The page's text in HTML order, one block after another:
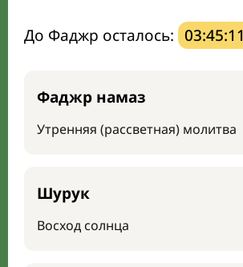
До Фаджр осталось: 03:45:10
Фаджр намаз
Утренняя (рассветная) молитва
Шурук
Восход солнца